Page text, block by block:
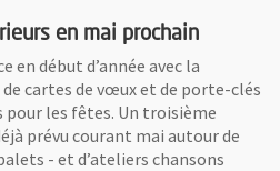
en mai prochain
en début d’année avec la
cartes de vœux et de porte-clés
les fêtes. Un troisième
prévu courant mai autour de
- et d’ateliers chansons